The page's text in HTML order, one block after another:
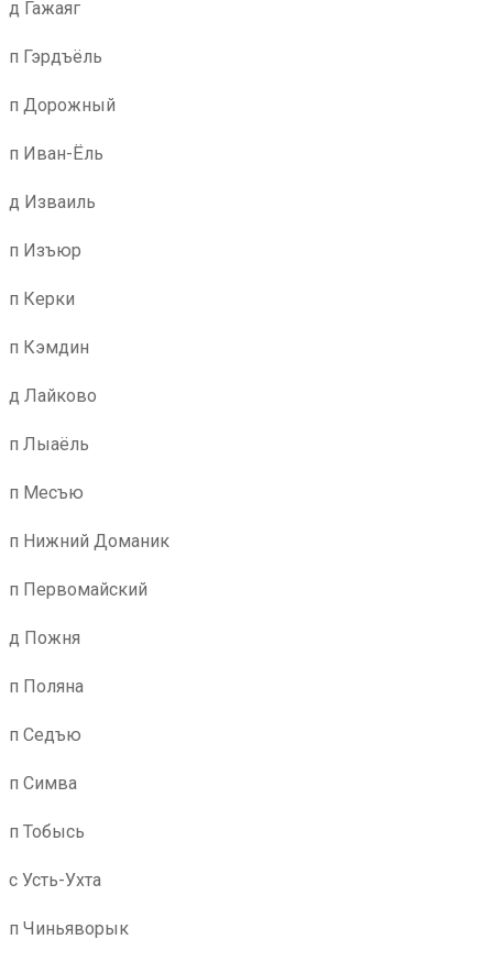
д Гажаяг
п Гэрдъёль
п Дорожный
п Иван-Ёль
д Изваиль
п Изъюр
п Керки
п Кэмдин
д Лайково
п Лыаёль
п Месъю
п Нижний Доманик
п Первомайский
д Пожня
п Поляна
п Седъю
п Симва
п Тобысь
с Усть-Ухта
п Чиньяворык